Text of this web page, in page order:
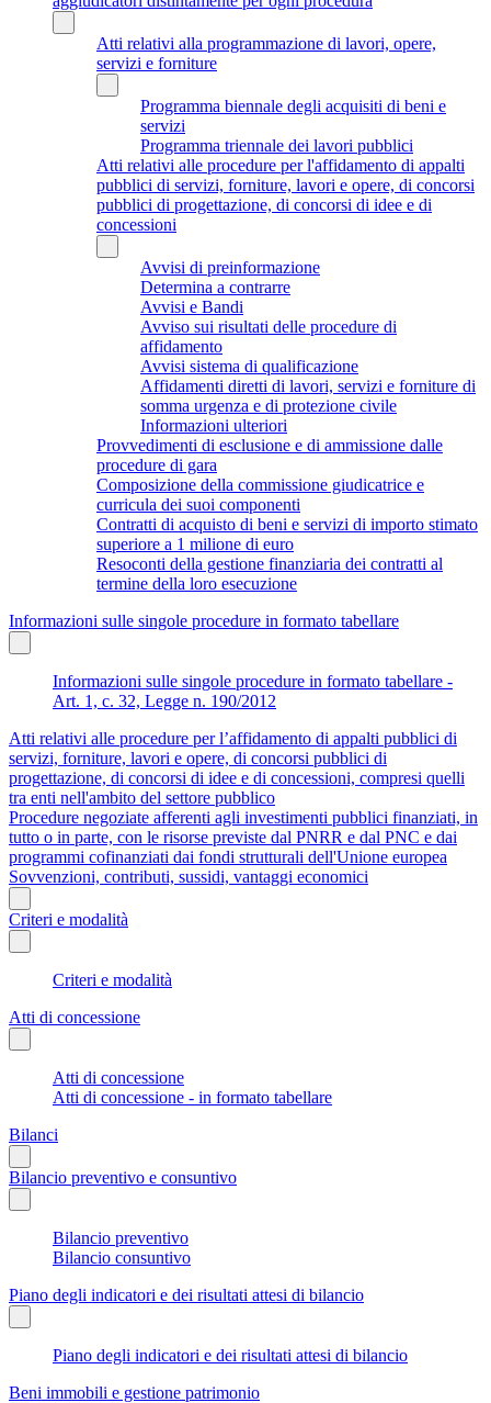
Atti relativi alla programmazione di lavori, opere,
servizi e forniture
Programma biennale degli acquisiti di beni e
servizi
Programma triennale dei lavori pubblici
Atti relativi alle procedure per l'affidamento di appalti
pubblici di servizi, forniture, lavori e opere, di concorsi
pubblici di progettazione, di concorsi di idee e di
concessioni
Avvisi di preinformazione
Determina a contrarre
Avvisi e Bandi
Avviso sui risultati delle procedure di
affidamento
Avvisi sistema di qualificazione
Affidamenti diretti di lavori, servizi e forniture di
somma urgenza e di protezione civile
Informazioni ulteriori
Provvedimenti di esclusione e di ammissione dalle
procedure di gara
Composizione della commissione giudicatrice e
curricula dei suoi componenti
Contratti di acquisto di beni e servizi di importo stimato
superiore a 1 milione di euro
Resoconti della gestione finanziaria dei contratti al
termine della loro esecuzione
Informazioni sulle singole procedure in formato tabellare
Informazioni sulle singole procedure in formato tabellare -
Art. 1, c. 32, Legge n. 190/2012
Atti relativi alle procedure per l’affidamento di appalti pubblici di
servizi, forniture, lavori e opere, di concorsi pubblici di
progettazione, di concorsi di idee e di concessioni, compresi quelli
tra enti nell'ambito del settore pubblico
Procedure negoziate afferenti agli investimenti pubblici finanziati, in
tutto o in parte, con le risorse previste dal PNRR e dal PNC e dai
programmi cofinanziati dai fondi strutturali dell'Unione europea
Sovvenzioni, contributi, sussidi, vantaggi economici
Criteri e modalità
Criteri e modalità
Atti di concessione
Atti di concessione
Atti di concessione - in formato tabellare
Bilanci
Bilancio preventivo e consuntivo
Bilancio preventivo
Bilancio consuntivo
Piano degli indicatori e dei risultati attesi di bilancio
Piano degli indicatori e dei risultati attesi di bilancio
Beni immobili e gestione patrimonio